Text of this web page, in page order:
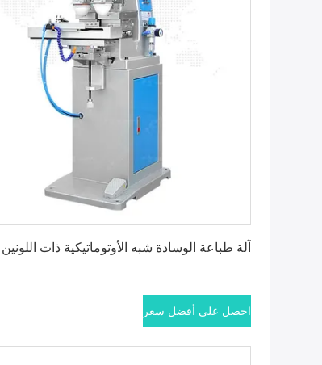
آلة طباعة الوسادة شبه الأوتوماتيكية ذات
احصل على أفضل سعر